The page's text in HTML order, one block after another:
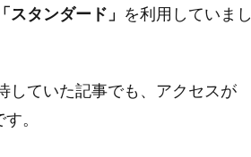
「スタンダード」 を利用していまし
していた記事でも、アクセスが
。